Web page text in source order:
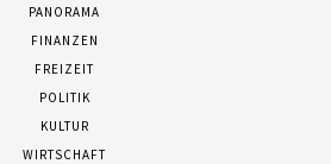
PANORAMA
FINANZEN
FREIZEIT
POLITIK
KULTUR
WIRTSCHAFT